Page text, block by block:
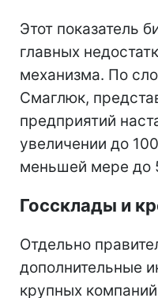
Этот показатель
главных
механизма. По
Смаглюк,
предприятий
увеличении до
меньшей мере до
Госсклады и
Отдельно
дополнительные
крупных